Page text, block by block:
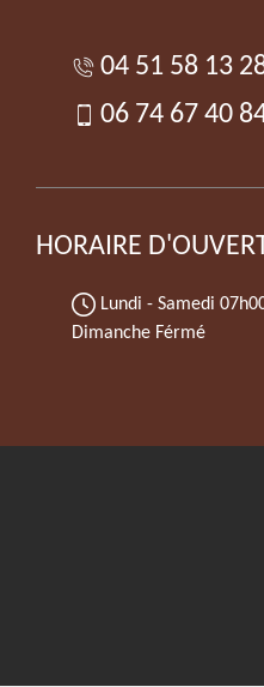
04 51 58 13
06 74 67 40
HORAIRE
Lundi - Samedi
Dimanche Férmé